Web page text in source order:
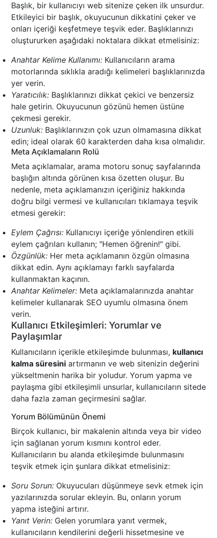
Başlık, bir kullanıcıyı web sitenize çeken ilk unsurdur.
Etkileyici bir başlık, okuyucunun dikkatini çeker ve
onları içeriği keşfetmeye teşvik eder. Başlıklarınızı
oluştururken aşağıdaki noktalara dikkat etmelisiniz:
Anahtar Kelime Kullanımı: Kullanıcıların arama
motorlarında sıklıkla aradığı kelimeleri başlıklarınızda
yer verin.
Yaratıcılık: Başlıklarınızı dikkat çekici ve benzersiz
hale getirin. Okuyucunun gözünü hemen üstüne
çekmesi gerekir.
Uzunluk: Başlıklarınızın çok uzun olmamasına dikkat
edin; ideal olarak 60 karakterden daha kısa olmalıdır.
Meta Açıklamaların Rolü
Meta açıklamalar, arama motoru sonuç sayfalarında
başlığın altında görünen kısa özetten oluşur. Bu
nedenle, meta açıklamanızın içeriğiniz hakkında
doğru bilgi vermesi ve kullanıcıları tıklamaya teşvik
etmesi gerekir:
Eylem Çağrısı: Kullanıcıyı içeriğe yönlendiren etkili
eylem çağrıları kullanın; "Hemen öğrenin!" gibi.
Özgünlük: Her meta açıklamanın özgün olmasına
dikkat edin. Aynı açıklamayı farklı sayfalarda
kullanmaktan kaçının.
Anahtar Kelimeler: Meta açıklamalarınızda anahtar
kelimeler kullanarak SEO uyumlu olmasına önem
verin.
Kullanıcı Etkileşimleri: Yorumlar ve
Paylaşımlar
Kullanıcıların içerikle etkileşimde bulunması, kullanıcı
kalma süresini artırmanın ve web sitenizin değerini
yükseltmenin harika bir yoludur. Yorum yapma ve
paylaşma gibi etkileşimli unsurlar, kullanıcıların sitede
daha fazla zaman geçirmesini sağlar.
Yorum Bölümünün Önemi
Birçok kullanıcı, bir makalenin altında veya bir video
için sağlanan yorum kısmını kontrol eder.
Kullanıcıların bu alanda etkileşimde bulunmasını
teşvik etmek için şunlara dikkat etmelisiniz:
Soru Sorun: Okuyucuları düşünmeye sevk etmek için
yazılarınızda sorular ekleyin. Bu, onların yorum
yapma isteğini artırır.
Yanıt Verin: Gelen yorumlara yanıt vermek,
kullanıcıların kendilerini değerli hissetmesine ve